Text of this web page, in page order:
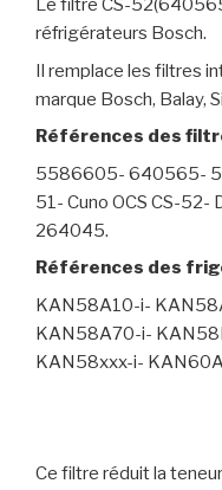
Le filtre CS-
réfrigérateurs Bosch.
Il remplace les filtres
marque Bosch, Balay,
Références des
5586605- 640565-
51- Cuno OCS CS-
264045.
Références des
KAN58A10-i-
KAN58A70-i-
KAN58xxx-i-
Ce filtre réduit la